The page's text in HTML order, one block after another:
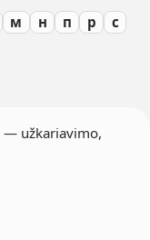
м н п р
с
— užkariavimo,